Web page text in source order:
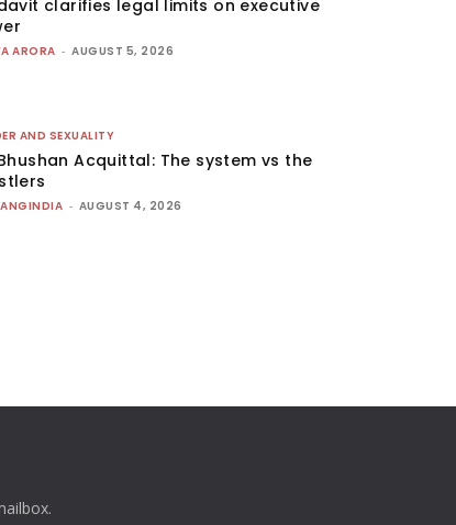
clarifies legal limits on executive
ARORA - AUGUST 5, 2026
AND SEXUALITY
Acquittal: The system vs the
- AUGUST 4, 2026